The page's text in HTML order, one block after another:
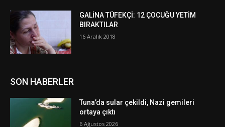
GALİNA TÜFEKÇİ: 12 ÇOCUĞU YETİM
BIRAKTILAR
16 Aralık 2018
SON HABERLER
Tuna’da sular çekildi, Nazi gemileri
ortaya çıktı
6 Ağustos 2026